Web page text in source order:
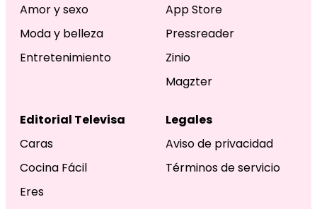
Amor y sexo
Moda y belleza
Entretenimiento
App Store
Pressreader
Zinio
Magzter
Editorial Televisa
Caras
Cocina Fácil
Eres
Legales
Aviso de privacidad
Términos de servicio